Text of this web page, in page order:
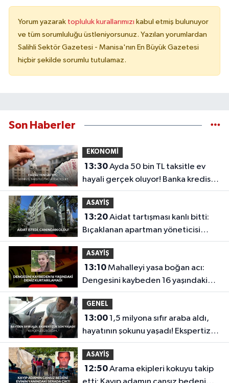
Yorum yazarak topluluk kurallarımızı kabul etmiş bulunuyor
ve tüm sorumluluğu üstleniyorsunuz. Yazılan yorumlardan
Salihli Sektör Gazetesi - Manisa'nın En Büyük Gazetesi
hiçbir şekilde sorumlu tutulamaz.
Son Haberler
EKONOMİ
13:30Ayda 50 bin TL taksitle ev
hayali gerçek oluyor! Banka kredisiz,
faizsiz yeni sistem...
ASAYİŞ
13:20Aidat tartışması kanlı bitti:
Bıçaklanan apartman yöneticisi
hayatını kaybetti!
ASAYİŞ
13:10Mahalleyi yasa boğan acı:
Dengesini kaybeden 16 yaşındaki
Deniz kurtarılamadı
GENEL
13:001,5 milyona sıfır araba aldı,
hayatının şokunu yaşadı! Ekspertize
götürünce gerçek ortaya çıktı
ASAYİŞ
12:50Arama ekipleri kokuyu takip